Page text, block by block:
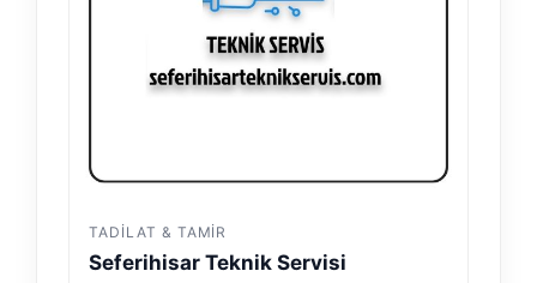
TADILAT & TAMIR
Seferihisar Teknik Servisi